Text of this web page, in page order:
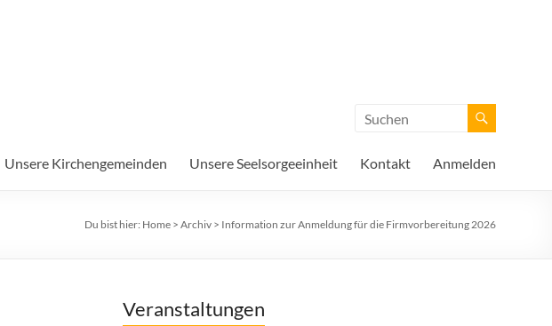
Unsere Kirchengemeinden Unsere Seelsorgeeinheit Kontakt Anmelden
Du bist hier: Home > Archiv > Information zur Anmeldung für die Firmvorbereitung 2026
Veranstaltungen